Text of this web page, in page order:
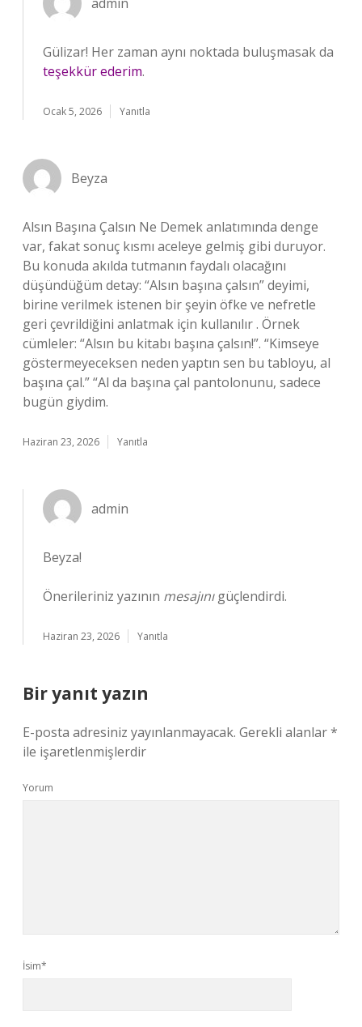
Gülizar! Her zaman aynı noktada buluşmasak da
teşekkür ederim.
Ocak 5, 2026 Yanıtla
Beyza
Alsın Başına Çalsın Ne Demek anlatımında denge
var, fakat sonuç kısmı aceleye gelmiş gibi duruyor.
Bu konuda akılda tutmanın faydalı olacağını
düşündüğüm detay: “Alsın başına çalsın” deyimi,
birine verilmek istenen bir şeyin öfke ve nefretle
geri çevrildiğini anlatmak için kullanılır . Örnek
cümleler: “Alsın bu kitabı başına çalsın!”. “Kimseye
göstermeyeceksen neden yaptın sen bu tabloyu, al
başına çal.” “Al da başına çal pantolonunu, sadece
bugün giydim.
Haziran 23, 2026 Yanıtla
admin
Beyza!
Önerileriniz yazının mesajınıgüçlendirdi.
Haziran 23, 2026 Yanıtla
Bir yanıt yazın
E-posta adresiniz yayınlanmayacak. Gerekli alanlar*
ile işaretlenmişlerdir
Yorum
İsim*